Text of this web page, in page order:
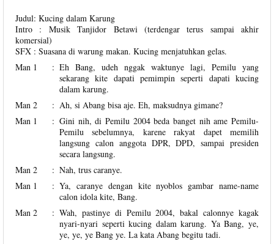
Judul: Kucing dalam Karung
Intro : Musik Tanjidor Betawi (terdengar terus sampai akhir
komersial)
SFX : Suasana di warung makan. Kucing menjatuhkan gelas.
Man 1
: Eh Bang, udeh nggak waktunye lagi, Pemilu yang
sekarang kite dapati pemimpin seperti dapati kucing
dalam karung.
Man 2
: Ah, si Abang bisa aje. Eh, maksudnya gimane?
Man 1
: Gini nih, di Pemilu 2004 beda banget nih ame Pemilu-
Pemilu sebelumnya, karene rakyat dapet memilih
langsung calon anggota DPR, DPD, sampai presiden
secara langsung.
Man 2
: Nah, trus caranye.
Man 1
: Ya, caranye dengan kite nyoblos gambar name-name
calon idola kite, Bang.
Man 2
: Wah, pastinye di Pemilu 2004, bakal calonnye kagak
nyari-nyari seperti kucing dalam karung. Ya Bang, ye,
ye, ye, ye Bang ye. La kata Abang begitu tadi.